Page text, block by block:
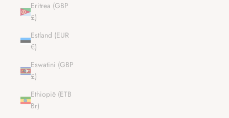
Eritrea (GBP
£)
Estland (EUR
€)
Eswatini (GBP
£)
Ethiopië (ETB
Br)